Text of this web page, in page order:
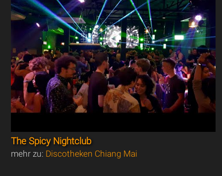
The Spicy Nightclub
mehr zu: Discotheken Chiang Mai